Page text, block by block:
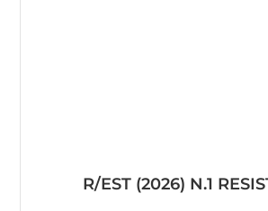
R/EST (2026) N.1